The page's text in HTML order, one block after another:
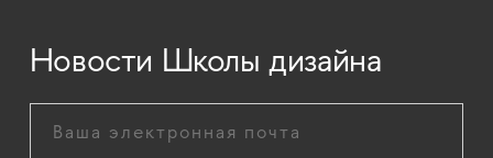
Новости Школы дизайна